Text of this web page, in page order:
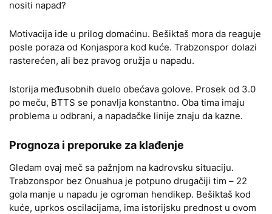
nositi napad?
Motivacija ide u prilog domaćinu. Bešiktaš mora da reaguje
posle poraza od Konjaspora kod kuće. Trabzonspor dolazi
rasterećen, ali bez pravog oružja u napadu.
Istorija međusobnih duelo obećava golove. Prosek od 3.0
po meču, BTTS se ponavlja konstantno. Oba tima imaju
problema u odbrani, a napadačke linije znaju da kazne.
Prognoza i preporuke za klađenje
Gledam ovaj meč sa pažnjom na kadrovsku situaciju.
Trabzonspor bez Onuahua je potpuno drugačiji tim – 22
gola manje u napadu je ogroman hendikep. Bešiktaš kod
kuće, uprkos oscilacijama, ima istorijsku prednost u ovom